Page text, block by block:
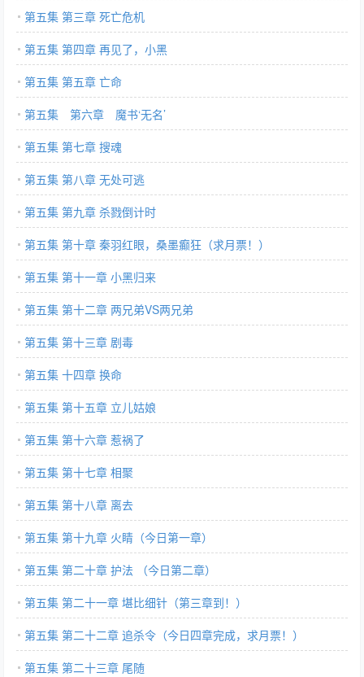
第五集 第三章 死亡危机
第五集 第四章 再见了，小黑
第五集 第五章 亡命
第五集 第六章 魔书‘无名’
第五集 第七章 搜魂
第五集 第八章 无处可逃
第五集 第九章 杀戮倒计时
第五集 第十章 秦羽红眼，桑墨癫狂（求月票！）
第五集 第十一章 小黑归来
第五集 第十二章 两兄弟VS两兄弟
第五集 第十三章 剧毒
第五集 十四章 换命
第五集 第十五章 立儿姑娘
第五集 第十六章 惹祸了
第五集 第十七章 相聚
第五集 第十八章 离去
第五集 第十九章 火睛（今日第一章）
第五集 第二十章 护法 （今日第二章）
第五集 第二十一章 堪比细针（第三章到！）
第五集 第二十二章 追杀令（今日四章完成，求月票！）
第五集 第二十三章 尾随